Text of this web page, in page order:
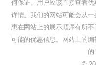
何保证。用户应该直接查看
详情。我们的网站可能会从
惠在网站上的展示顺序有所
可能的优惠信息。网站上的
的